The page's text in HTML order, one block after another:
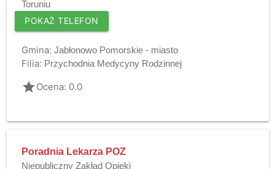
Toruniu
POKAŻ TELEFON
Gmina: Jabłonowo Pomorskie - miasto
Filia: Przychodnia Medycyny Rodzinnej
gradeOcena: 0.0
Poradnia Lekarza POZ
Niepubliczny Zakład Opieki